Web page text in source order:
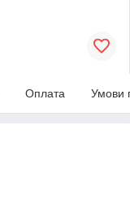
Оплата Умови